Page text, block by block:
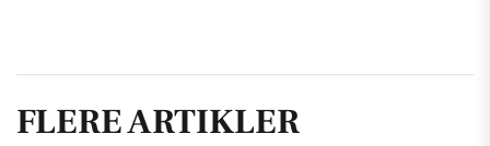
FLERE ARTIKLER